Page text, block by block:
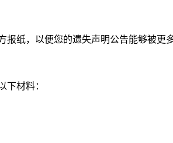
报纸，以便您的遗失声明公告能够被更
下材料：